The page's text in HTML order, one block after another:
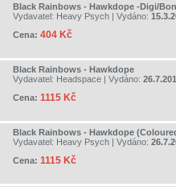
Black Rainbows - Hawkdope -Digi/
Vydavatel: Heavy Psych | Vydáno:
Cena: 404 Kč
Black Rainbows - Hawkdope
Vydavatel: Headspace | Vydáno:
Cena: 1115 Kč
Black Rainbows - Hawkdope
Vydavatel: Heavy Psych | Vydáno:
Cena: 1115 Kč